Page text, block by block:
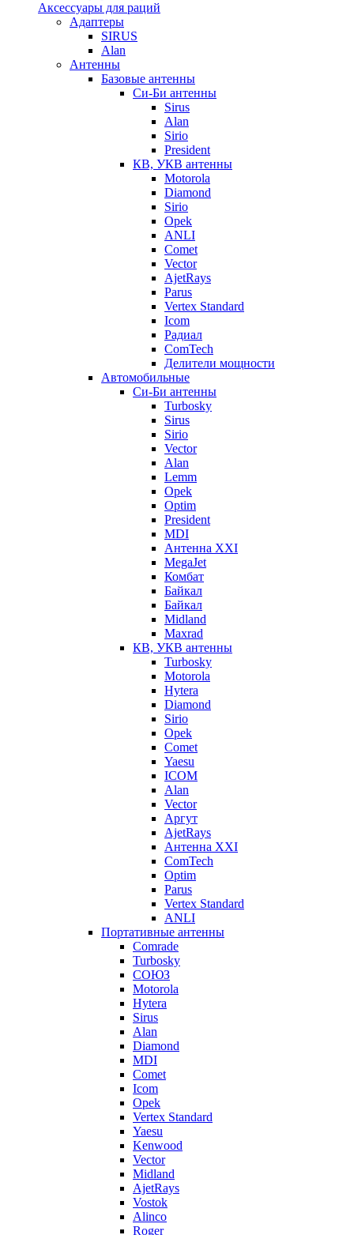
Аксессуары для раций
Адаптеры
SIRUS
Alan
Антенны
Базовые антенны
Си-Би антенны
Sirus
Alan
Sirio
President
КВ, УКВ антенны
Motorola
Diamond
Sirio
Opek
ANLI
Comet
Vector
AjetRays
Parus
Vertex Standard
Icom
Радиал
ComTech
Делители мощности
Автомобильные
Си-Би антенны
Turbosky
Sirus
Sirio
Vector
Alan
Lemm
Opek
Optim
President
MDI
Антенна XXI
MegaJet
Комбат
Байкал
Байкал
Midland
Maxrad
КВ, УКВ антенны
Turbosky
Motorola
Hytera
Diamond
Sirio
Opek
Comet
Yaesu
ICOM
Alan
Vector
Аргут
AjetRays
Антенна XXI
ComTech
Optim
Parus
Vertex Standard
ANLI
Портативные антенны
Comrade
Turbosky
СОЮЗ
Motorola
Hytera
Sirus
Alan
Diamond
MDI
Comet
Icom
Opek
Vertex Standard
Yaesu
Kenwood
Vector
Midland
AjetRays
Vostok
Alinco
Roger